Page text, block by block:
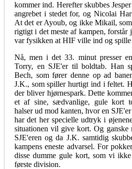
kommer ind. Herefter skubbes
angrebet i stedet for, og Nicolai
At det er Ayoub, og ikke Mikail,
rigtigt i det meste af kampen, forstår
var fysikken at HIF ville ind og spille
Nå, men i det 33. minut presser
Torry, en SJE'er til boldtab. Han
Bech, som fører denne op ad
J.K., som spiller hurtigt ind i feltet.
der bliver hjørnespark. Dette
et af sine, sædvanlige, gule kort
halser ud mod kanten, hvor en
har det her specielle udtryk i
situationen vil give kort. Og
SJE'eren og da J.K. samtidig
kampens eneste advarsel. For
disse dumme gule kort, som vi
første division.